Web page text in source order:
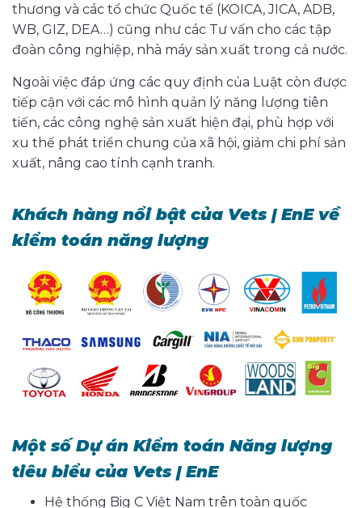
thương và các tổ chức Quốc tế (KOICA, JICA, ADB,
WB, GIZ, DEA…) cũng như các Tư vấn cho các tập
đoàn công nghiệp, nhà máy sản xuất trong cả nước.
Ngoài việc đáp ứng các quy định của Luật còn được
tiếp cận với các mô hình quản lý năng lượng tiên
tiến, các công nghệ sản xuất hiện đại, phù hợp với
xu thế phát triển chung của xã hội, giảm chi phí sản
xuất, nâng cao tính cạnh tranh.
Khách hàng nổi bật của Vets | EnE về
kiểm toán năng lượng
Một số Dự án Kiểm toán Năng lượng
tiêu biểu của Vets | EnE
Hệ thống Big C Việt Nam trên toàn quốc